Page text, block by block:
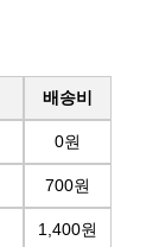
배송비
0원
700원
1,400원